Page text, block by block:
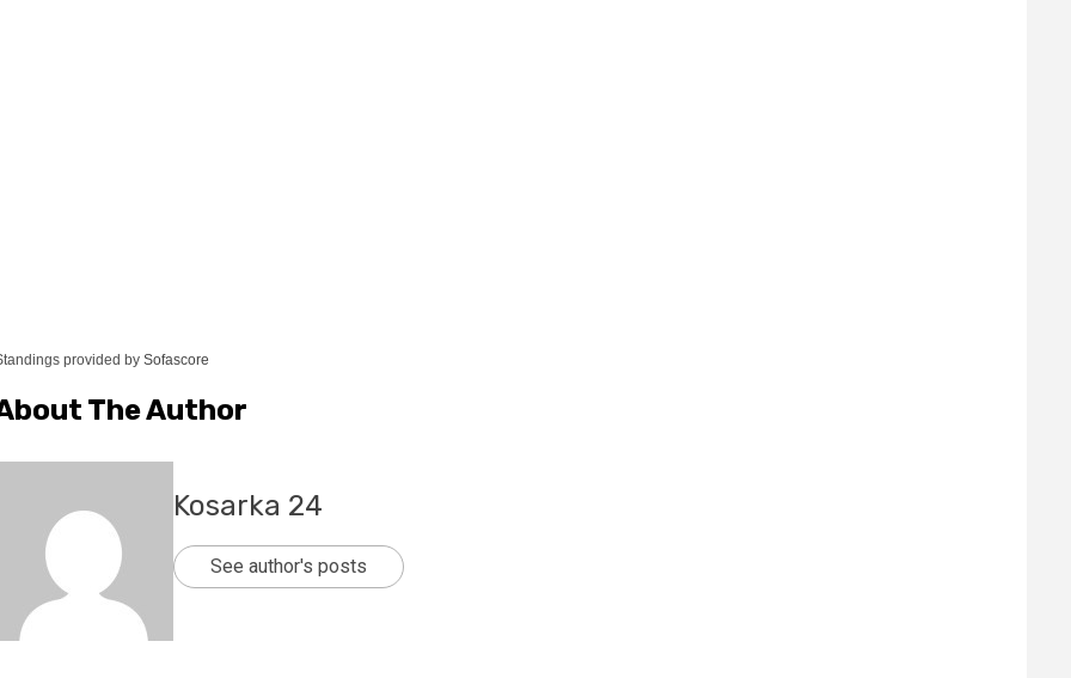
provided by Sofascore
The Author
Kosarka 24
See author's posts